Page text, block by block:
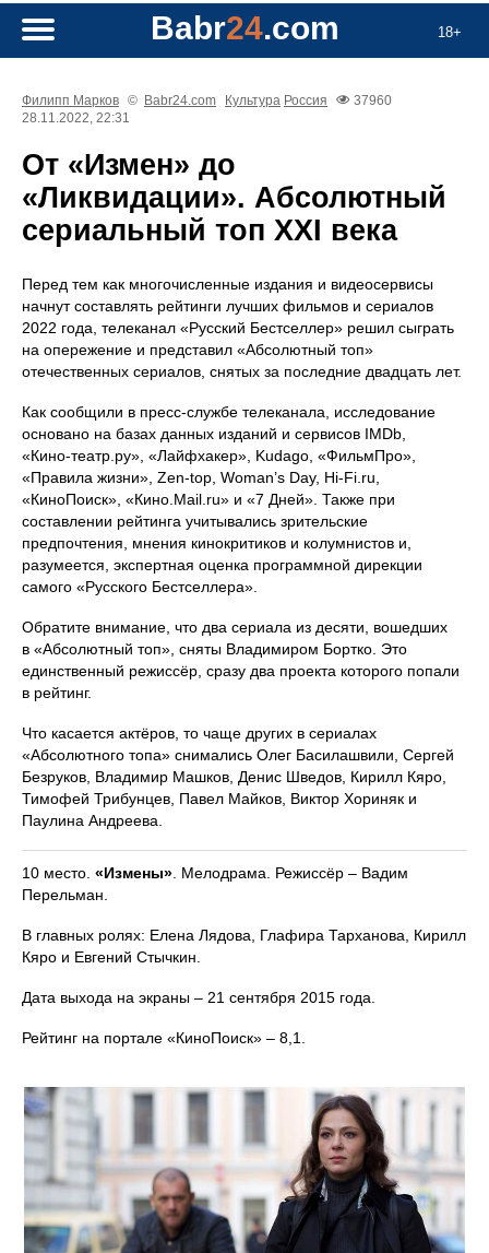
18+
Babr24.com
Филипп Марков © Babr24.com Культура Россия
37960
28.11.2022, 22:31
От «Измен» до
«Ликвидации». Абсолютный
сериальный топ XXI века
Перед тем как многочисленные издания и видеосервисы
начнут составлять рейтинги лучших фильмов и сериалов
2022 года, телеканал «Русский Бестселлер» решил сыграть
на опережение и представил «Абсолютный топ»
отечественных сериалов, снятых за последние двадцать лет.
Как сообщили в пресс-службе телеканала, исследование
основано на базах данных изданий и сервисов IMDb,
«Кино‑театр.ру», «Лайфхакер», Kudago, «ФильмПро»,
«Правила жизни», Zen‑top, Woman’s Day, Hi‑Fi.ru,
«КиноПоиск», «Кино.Mail.ru» и «7 Дней». Также при
составлении рейтинга учитывались зрительские
предпочтения, мнения кинокритиков и колумнистов и,
разумеется, экспертная оценка программной дирекции
самого «Русского Бестселлера».
Обратите внимание, что два сериала из десяти, вошедших
в «Абсолютный топ», сняты Владимиром Бортко. Это
единственный режиссёр, сразу два проекта которого попали
в рейтинг.
Что касается актёров, то чаще других в сериалах
«Абсолютного топа» снимались Олег Басилашвили, Сергей
Безруков, Владимир Машков, Денис Шведов, Кирилл Кяро,
Тимофей Трибунцев, Павел Майков, Виктор Хориняк и
Паулина Андреева.
10 место. «Измены» . Мелодрама. Режиссёр – Вадим
Перельман.
В главных ролях: Елена Лядова, Глафира Тарханова, Кирилл
Кяро и Евгений Стычкин.
Дата выхода на экраны – 21 сентября 2015 года.
Рейтинг на портале «КиноПоиск» – 8,1.